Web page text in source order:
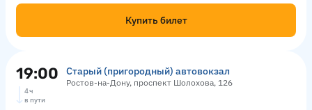
Купить билет
19:00 Старый (пригородный) автовокзал
Ростов-на-Дону, проспект Шолохова, 126
4 ч
в пути